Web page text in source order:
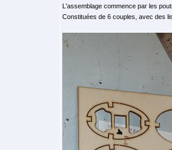
L'assemblage commence par les
Constituées de 6 couples, avec des